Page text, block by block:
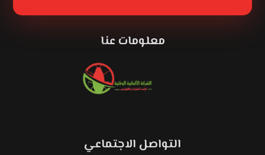
معلومات عنا
التواصل الاجتماعي